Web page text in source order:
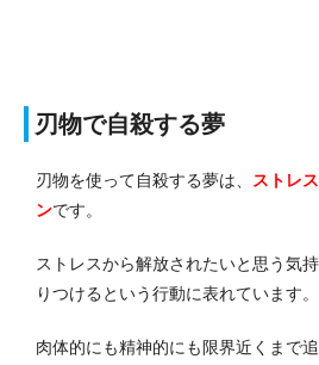
刃物で自殺する夢
刃物を使って自殺する夢は、 ストレ
ンです。
ストレスから解放されたいと思う気
りつけるという行動に表れています。
肉体的にも精神的にも限界近くまで